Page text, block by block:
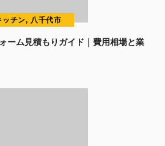
ッチン, 八千代市
ーム見積もりガイド｜費用相場と業